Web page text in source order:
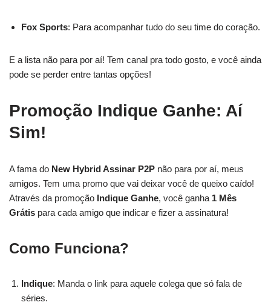
Fox Sports: Para acompanhar tudo do seu time do coração.
E a lista não para por aí! Tem canal pra todo gosto, e você ainda
pode se perder entre tantas opções!
Promoção Indique Ganhe: Aí
Sim!
A fama do New Hybrid Assinar P2P não para por aí, meus
amigos. Tem uma promo que vai deixar você de queixo caído!
Através da promoção Indique Ganhe, você ganha 1 Mês
Grátis para cada amigo que indicar e fizer a assinatura!
Como Funciona?
Indique: Manda o link para aquele colega que só fala de
séries.